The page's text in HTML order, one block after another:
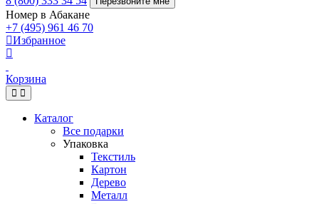
Номер в Абакане
+7 (495) 961 46 70
Избранное
Корзина
Каталог
Все подарки
Упаковка
Текстиль
Картон
Дерево
Металл